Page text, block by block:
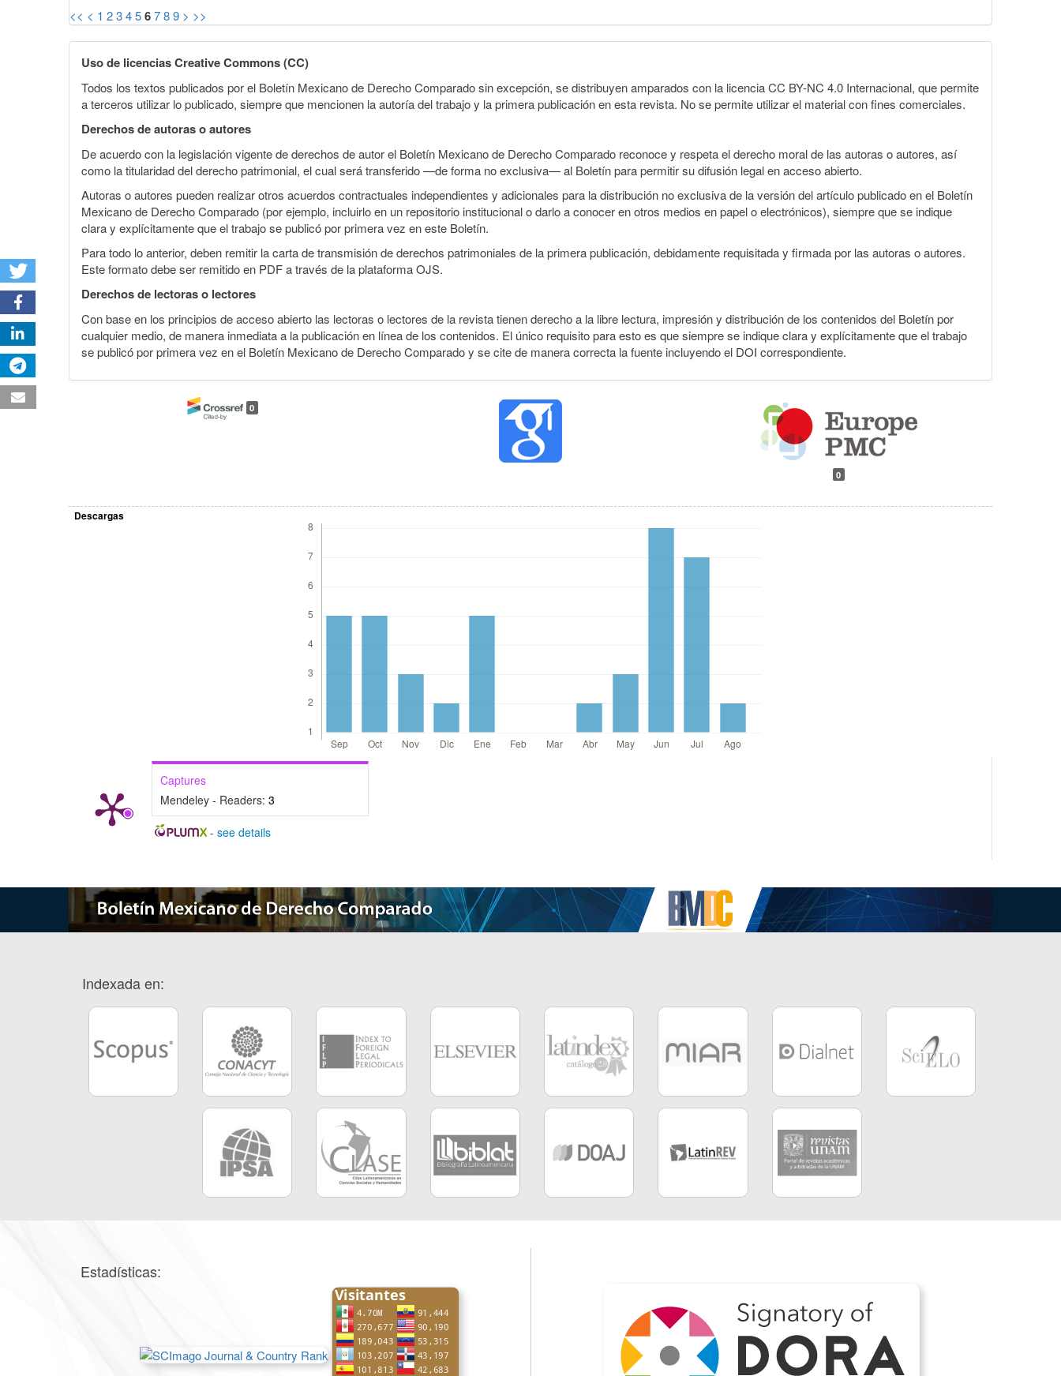
<< < 1 23456789 > >>
Uso de licencias Creative Commons (CC)
Todos los textos publicados por el Boletín Mexicano de Derecho Comparado sin excepción, se distribuyen amparados con la licencia CC BY-NC 4.0 Internacional, que permite
a terceros utilizar lo publicado, siempre que mencionen la autoría del trabajo y la primera publicación en esta revista. No se permite utilizar el material con fines comerciales.
Derechos de autoras o autores
De acuerdo con la legislación vigente de derechos de autor el Boletín Mexicano de Derecho Comparado reconoce y respeta el derecho moral de las autoras o autores, así
como la titularidad del derecho patrimonial, el cual será transferido —de forma no exclusiva— al Boletín para permitir su difusión legal en acceso abierto.
Autoras o autores pueden realizar otros acuerdos contractuales independientes y adicionales para la distribución no exclusiva de la versión del artículo publicado en el Boletín
Mexicano de Derecho Comparado (por ejemplo, incluirlo en un repositorio institucional o darlo a conocer en otros medios en papel o electrónicos), siempre que se indique
clara y explícitamente que el trabajo se publicó por primera vez en este Boletín.
Para todo lo anterior, deben remitir la carta de transmisión de derechos patrimoniales de la primera publicación, debidamente requisitada y firmada por las autoras o autores.
Este formato debe ser remitido en PDF a través de la plataforma OJS.
Derechos de lectoras o lectores
Con base en los principios de acceso abierto las lectoras o lectores de la revista tienen derecho a la libre lectura, impresión y distribución de los contenidos del Boletín por
cualquier medio, de manera inmediata a la publicación en línea de los contenidos. El único requisito para esto es que siempre se indique clara y explícitamente que el trabajo
se publicó por primera vez en el Boletín Mexicano de Derecho Comparado y se cite de manera correcta la fuente incluyendo el DOI correspondiente.
0
0
Descargas
Captures
Mendeley - Readers: 3
- see details
Indexada en:
Estadísticas: